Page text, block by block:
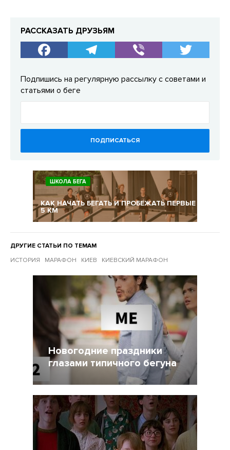
РАССКАЗАТЬ ДРУЗЬЯМ
Подпишись на регулярную рассылку с советами и
статьями о беге
ПОДПИСАТЬСЯ
ШКОЛА БЕГА
КАК НАЧАТЬ БЕГАТЬ И ПРОБЕЖАТЬ ПЕРВЫЕ
5 КМ
ДРУГИЕ СТАТЬИ ПО ТЕМАМ
ИСТОРИЯ
МАРАФОН КИЕВ КИЕВСКИЙ МАРАФОН
Другие статьи по темам
Новогодние праздники
глазами типичного бегуна